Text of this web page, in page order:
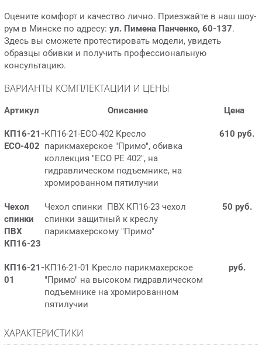
Оцените комфорт и качество лично. Приезжайте в наш шоу-
рум в Минске по адресу: ул. Пимена Панченко, 60-137.
Здесь вы сможете протестировать модели, увидеть
образцы обивки и получить профессиональную
консультацию.
ВАРИАНТЫ КОМПЛЕКТАЦИИ И ЦЕНЫ
Артикул Описание Цена
КП16-21-
ECO-402
КП16-21-ECO-402 Кресло
парикмахерское "Примо", обивка
коллекция "ЕСО РЕ 402", на
гидравлическом подъемнике, на
хромированном пятилучии
610 руб.
Чехол
спинки
ПВХ
КП16-23
Чехол спинки ПВХ КП16-23 чехол
спинки защитный к креслу
парикмахерскому "Примо"
50 руб.
КП16-21-
01
КП16-21-01 Кресло парикмахерское
"Примо" на высоком гидравлическом
подъемнике на хромированном
пятилучии
руб.
ХАРАКТЕРИСТИКИ